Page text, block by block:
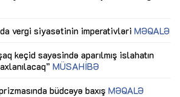
vergi siyasətinin imperativləri MƏQALƏ
keçid sayəsində aparılmış islahatın
MÜSAHİBƏ
büdcəyə baxış MƏQALƏ